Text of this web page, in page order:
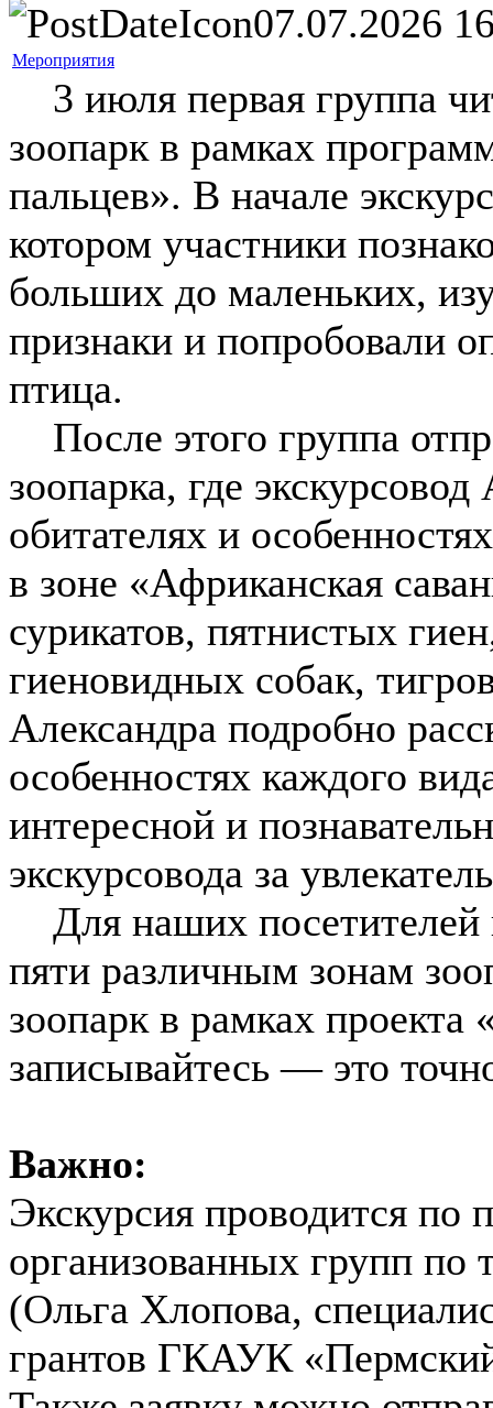
07.07.2026
Мероприятия
3 июля первая группа
зоопарк в рамках
пальцев». В начале
котором участники
больших до маленьких,
признаки и попробовали
птица.
После этого группа
зоопарка, где
обитателях и
в зоне «Африканская
сурикатов, пятнистых
гиеновидных собак,
Александра подробно
особенностях каждого
интересной и
экскурсовода за
Для наших посетителей
пяти различным зонам
зоопарк в рамках проекта
записывайтесь — это
Важно:
Экскурсия проводится по
организованных групп по
(Ольга Хлопова,
грантов ГКАУК